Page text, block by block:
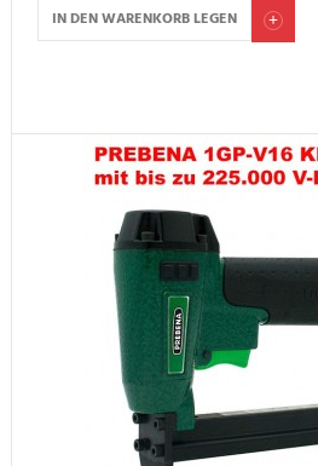
IN DEN WARENKORB LEGEN